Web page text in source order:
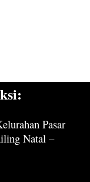
Pasar
Natal –